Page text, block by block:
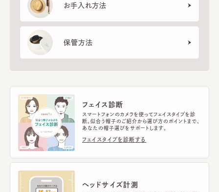
お手入れ方法
保管方法
フェイス診断
スマートフォンのカメラを使ってフェイスタイプを診
断。似合う帽子のご紹介から選び方のポイントまで、
あなたの帽子選びをサポートします。
フェイスタイプを診断する
ヘッドサイズ計測